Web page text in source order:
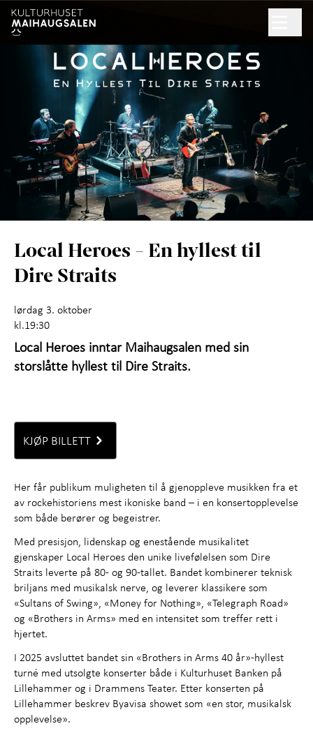
Hopp til hovedinnhold
Søk
NYHETSBREV
GAVEKORT
Program
Praktisk informasjon +
Local Heroes - En hyllest til
Dire Straits
lørdag 3. oktober
kl.19:30
Local Heroes inntar Maihaugsalen med sin
storslåtte hyllest til Dire Straits.
KJØP BILLETT
Her får publikum muligheten til å gjenoppleve musikken fra et
av rockehistoriens mest ikoniske band – i en konsertopplevelse
som både berører og begeistrer.
Med presisjon, lidenskap og enestående musikalitet
gjenskaper Local Heroes den unike livefølelsen som Dire
Straits leverte på 80- og 90-tallet. Bandet kombinerer teknisk
briljans med musikalsk nerve, og leverer klassikere som
«Sultans of Swing», «Money for Nothing», «Telegraph Road»
og «Brothers in Arms» med en intensitet som treffer rett i
hjertet.
I 2025 avsluttet bandet sin «Brothers in Arms 40 år»-hyllest
turné med utsolgte konserter både i Kulturhuset Banken på
Lillehammer og i Drammens Teater. Etter konserten på
Lillehammer beskrev Byavisa showet som «en stor, musikalsk
opplevelse».